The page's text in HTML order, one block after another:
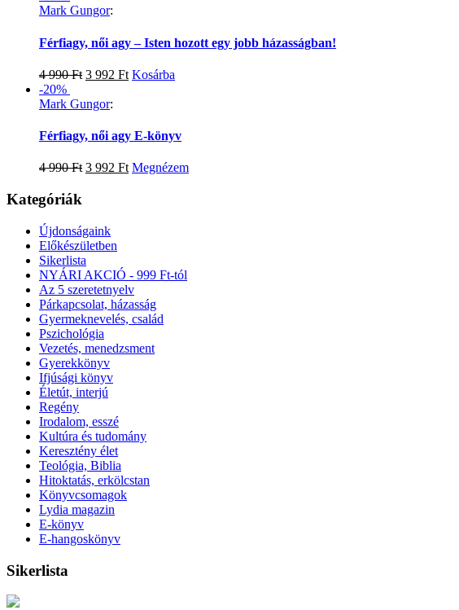
Mark Gungor:
Férfiagy, női agy – Isten hozott egy jobb házasságban!
4 990Ft 3 992 Ft Kosárba
-20%
Mark Gungor:
Férfiagy, női agy E-könyv
4 990Ft 3 992 Ft Megnézem
Kategóriák
Újdonságaink
Előkészületben
Sikerlista
NYÁRI AKCIÓ - 999 Ft-tól
Az 5 szeretetnyelv
Párkapcsolat, házasság
Gyermeknevelés, család
Pszichológia
Vezetés, menedzsment
Gyerekkönyv
Ifjúsági könyv
Életút, interjú
Regény
Irodalom, esszé
Kultúra és tudomány
Keresztény élet
Teológia, Biblia
Hitoktatás, erkölcstan
Könyvcsomagok
Lydia magazin
E-könyv
E-hangoskönyv
Sikerlista